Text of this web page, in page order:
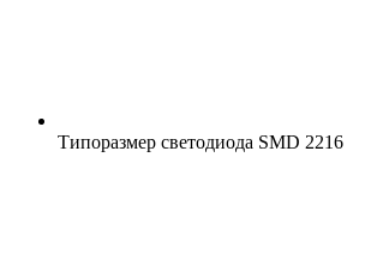
Типоразмер светодиода SMD 2216